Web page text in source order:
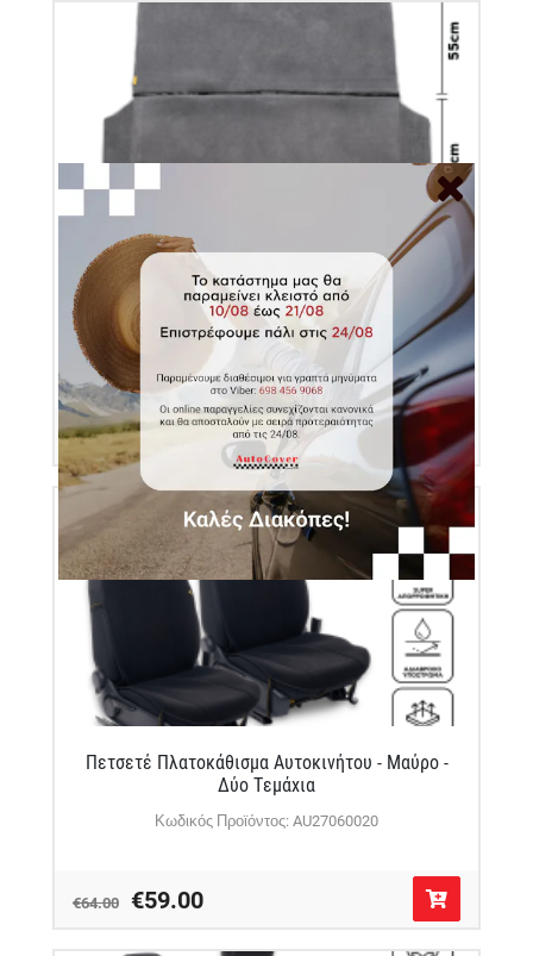
Κάλυμμα Πίσω Καθισμάτων Αυτοκινήτου Πετσέτα
100% Βαμβάκι- Γκρι - Medium - Μονό Φερμουάρ|
Autocover
Κωδικός Προϊόντος: AUK1000155
€79.00
Πετσετέ Πλατοκάθισμα Αυτοκινήτου - Μαύρο -
Δύο Τεμάχια
Κωδικός Προϊόντος: AU27060020
€64.00 €59.00